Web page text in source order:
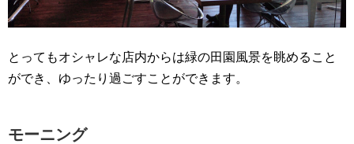
とってもオシャレな店内からは緑の田園風景を眺めること
ができ、ゆったり過ごすことができます。
モーニング